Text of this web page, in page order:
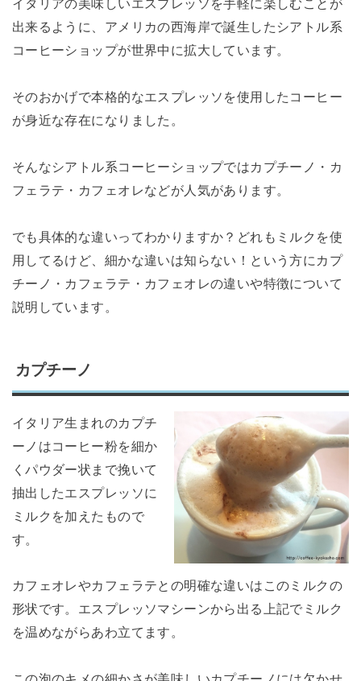
イタリアの美味しいエスプレッソを手軽に楽しむことが
出来るように、アメリカの西海岸で誕生したシアトル系
コーヒーショップが世界中に拡大しています。
そのおかげで本格的なエスプレッソを使用したコーヒー
が身近な存在になりました。
そんなシアトル系コーヒーショップではカプチーノ・カ
フェラテ・カフェオレなどが人気があります。
でも具体的な違いってわかりますか？どれもミルクを使
用してるけど、細かな違いは知らない！という方にカプ
チーノ・カフェラテ・カフェオレの違いや特徴について
説明しています。
カプチーノ
イタリア生まれのカプチ
ーノはコーヒー粉を細か
くパウダー状まで挽いて
抽出したエスプレッソに
ミルクを加えたもので
す。
カフェオレやカフェラテとの明確な違いはこのミルクの
形状です。エスプレッソマシーンから出る上記でミルク
を温めながらあわ立てます。